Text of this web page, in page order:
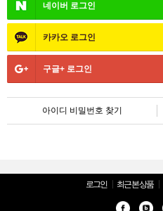
네이버 로그인
카카오 로그인
구글+ 로그인
아이디 비밀번호 찾기
로그인 최근 본 상품